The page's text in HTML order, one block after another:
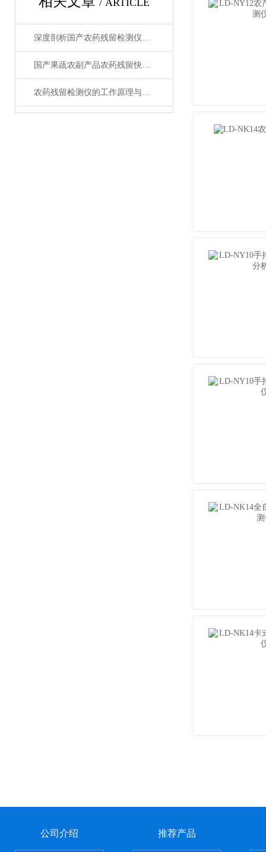
/ ARTICLE
深度剖析国产农药残留检测仪：全场景覆盖，高性价比助力食品安全
国产果蔬农副产品农药残留快速检测仪品牌选型测评
农药残留检测仪的工作原理与检测方法
公司介绍 推荐产品